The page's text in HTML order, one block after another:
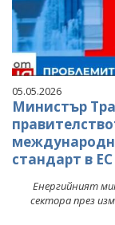
05.05.2026
Министър
стандарт в ЕС
Енергийният
сектора през